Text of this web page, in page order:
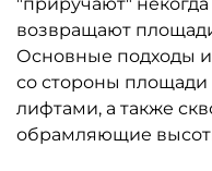
возвращают
Основные подходы
со стороны площади
лифтами, а также
обрамляющие